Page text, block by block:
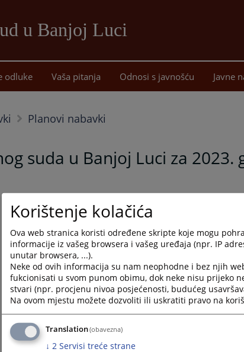
u Banjoj Luci
sadržaj
odluke Vaša pitanja Odnosi s javnošću Javne
Planovi nabavki
suda u Banjoj Luci za 2023.
Korištenje kolačića
Ova web stranica koristi određene skripte koje mogu
informacije iz vašeg browsera i vašeg uređaja (npr. IP
unutar browsera, ...).
Neke od ovih informacija su nam neophodne i bez njih
fukcionisati u svom punom obimu, dok neke nisu prijeko
stvari (npr. procjenu nivoa posjećenosti, budućeg
Na ovom mjestu možete dozvoliti ili uskratiti pravo na
Translation(obavezna)
↓ 2 Servisi treće strane